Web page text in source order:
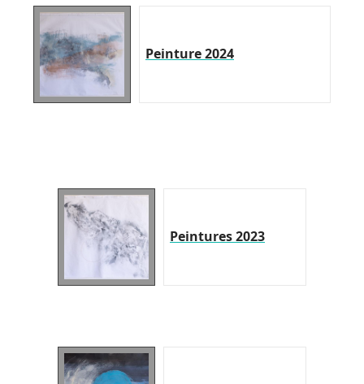
Peinture 2024
Peintures 2023